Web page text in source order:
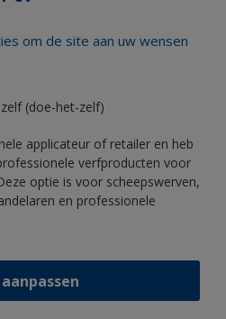
korrelgrofte P120
van de bovenste laag van
(de looglaag). Dit verlaagt
te schuren in de buurt van
beste hechting in dit gebied.
(verschillende
om de site aan uw wensen
(doe-het-zelf)
applicateur of retailer en heb
verfproducten voor
optie is voor scheepswerven,
en professionele